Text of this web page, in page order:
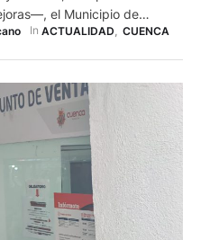
el Municipio de
centavos de dólar por cada
In ACTUALIDAD CUENCA